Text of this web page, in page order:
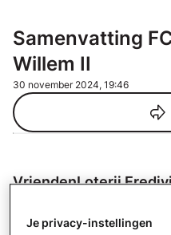
Samenvatting
Willem II
30 november 2024, 19:46
VriendenLoterij
Zo 24
Je privacy-instellingen